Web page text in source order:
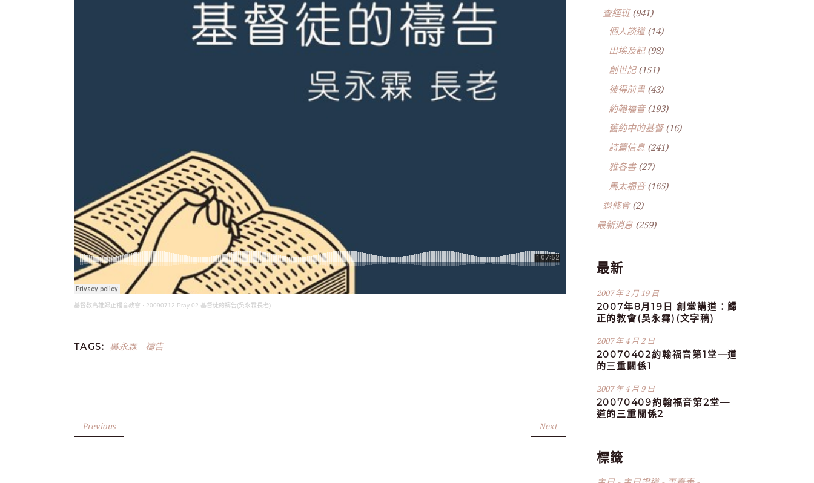
基督教高雄歸正福音教會 · 20090712 Pray 02 基督徒的禱告(吳永霖長老)
TAGS: 吳永霖- 禱告
Previous Next
查經班(941)
個人談道(14)
出埃及記(98)
創世記(151)
彼得前書(43)
約翰福音(193)
舊約中的基督(16)
詩篇信息(241)
雅各書(27)
馬太福音(165)
退修會(2)
最新消息(259)
最新
2007 年 2 月 19 日
2007年8月19日 創堂講道：歸
正的教會(吳永霖)(文字稿)
2007 年 4 月 2 日
20070402約翰福音第1堂—道
的三重關係1
2007 年 4 月 9 日
20070409約翰福音第2堂—
道的三重關係2
標籤